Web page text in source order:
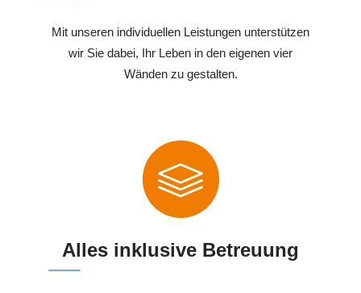
Mit unseren individuellen Leistungen unterstützen
wir Sie dabei, Ihr Leben in den eigenen vier
Wänden zu gestalten.
Alles inklusive Betreuung